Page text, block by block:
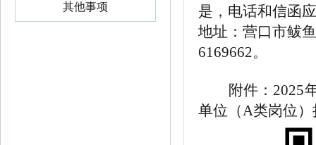
其他事项
是，电话和信函
地址：营口市鲅
6169662。
附件： 2025
单位（A类岗位